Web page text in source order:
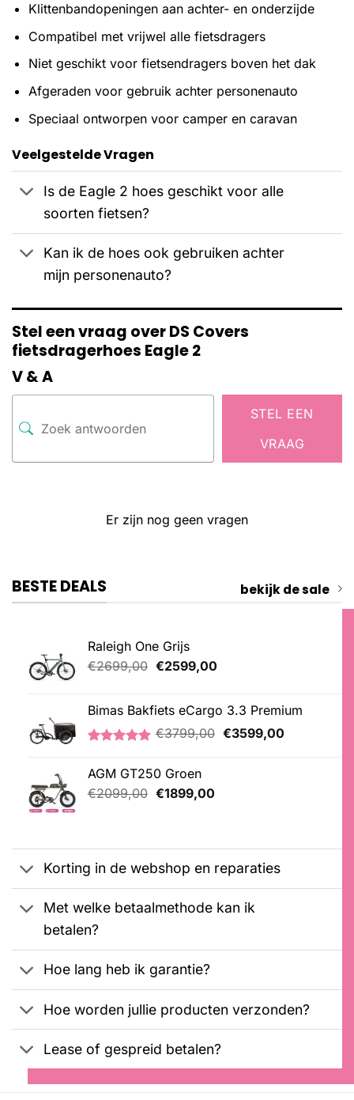
Klittenbandopeningen aan achter- en onderzijde
Compatibel met vrijwel alle fietsdragers
Niet geschikt voor fietsendragers boven het dak
Afgeraden voor gebruik achter personenauto
Speciaal ontworpen voor camper en caravan
Veelgestelde Vragen
Is de Eagle 2 hoes geschikt voor alle
soorten fietsen?
Kan ik de hoes ook gebruiken achter
mijn personenauto?
Stel een vraag over DS Covers
fietsdragerhoes Eagle 2
V & A
STEL EEN
VRAAG
Er zijn nog geen vragen
BESTE DEALS bekijk de sale
Raleigh One Grijs
€2699,00 Oorspronkelijke
€2699,00.
€2599,00Huidige
€2599,00.
Bimas Bakfiets eCargo 3.3 Premium
5.00 op 5
gebaseerd
op
klantbeoordelingen
€3799,00 Oorspronkelijke
€3599,00Huidige
AGM GT250 Groen
€2099,00 Oorspronkelijke
€1899,00Huidige
Korting in de webshop en reparaties
Met welke betaalmethode kan ik
betalen?
Hoe lang heb ik garantie?
Hoe worden jullie producten verzonden?
Lease of gespreid betalen?